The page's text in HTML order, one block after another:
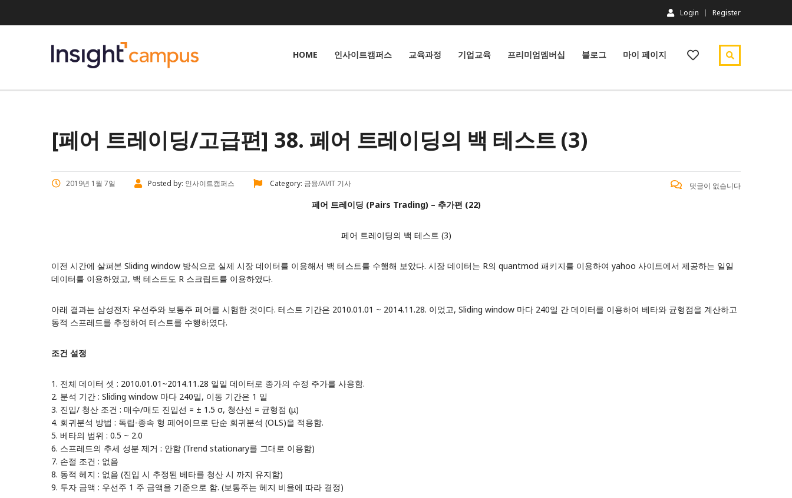
Login Register
HOME 인사이트캠퍼스 교육과정 기업교육 프리미엄멤버십 블로그 마이 페이지
[페어 트레이딩/고급편] 38. 페어 트레이딩의 백 테스트 (3)
2019년 1월 7일 Posted by: 인사이트캠퍼스 Category: 금융/AI/IT 기사 댓글이 없습니다
페어 트레이딩 (Pairs Trading) – 추가편 (22)
페어 트레이딩의 백 테스트 (3)
이전 시간에 살펴본 Sliding window 방식으로 실제 시장 데이터를 이용해서 백 테스트를 수행해 보았다. 시장 데이터는 R의 quantmod 패키지를 이용하여 yahoo 사이트에서 제공하는 일일
데이터를 이용하였고, 백 테스트도 R 스크립트를 이용하였다.
아래 결과는 삼성전자 우선주와 보통주 페어를 시험한 것이다. 테스트 기간은 2010.01.01 ~ 2014.11.28. 이었고, Sliding window 마다 240일 간 데이터를 이용하여 베타와 균형점을 계산하고
동적 스프레드를 추정하여 테스트를 수행하였다.
조건 설정
1. 전체 데이터 셋 : 2010.01.01~2014.11.28 일일 데이터로 종가의 수정 주가를 사용함.
2. 분석 기간 : Sliding window 마다 240일, 이동 기간은 1 일
3. 진입/ 청산 조건 : 매수/매도 진입선 = ± 1.5 σ, 청산선 = 균형점 (μ)
4. 회귀분석 방법 : 독립-종속 형 페어이므로 단순 회귀분석 (OLS)을 적용함.
5. 베타의 범위 : 0.5 ~ 2.0
6. 스프레드의 추세 성분 제거 : 안함 (Trend stationary를 그대로 이용함)
7. 손절 조건 : 없음
8. 동적 헤지 : 없음 (진입 시 추정된 베타를 청산 시 까지 유지함)
9. 투자 금액 : 우선주 1 주 금액을 기준으로 함. (보통주는 헤지 비율에 따라 결정)